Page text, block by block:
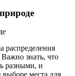
распределения
знать, что
разными, и